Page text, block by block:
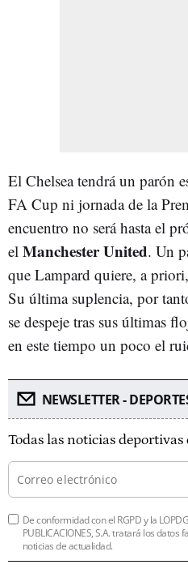
El Chelsea tendrá un parón
FA Cup ni jornada de la
encuentro no será hasta el
el Manchester United. Un
que Lampard quiere, a
Su última suplencia, por
se despeje tras sus últimas
en este tiempo un poco el
NEWSLETTER -
Todas las noticias
De conformidad con el RGPD y la
PUBLICACIONES, S.A. tratará los
noticias de actualidad.